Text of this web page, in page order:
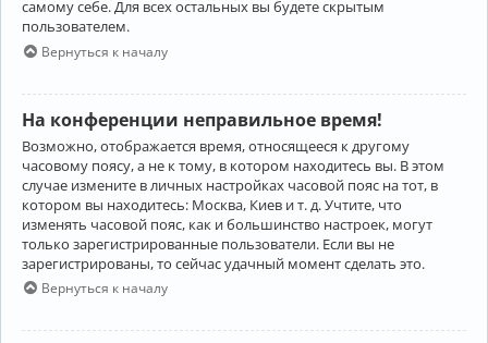
самому себе. Для всех остальных вы будете скрытым
пользователем.
Вернуться к началу
На конференции неправильное время!
Возможно, отображается время, относящееся к другому
часовому поясу, а не к тому, в котором находитесь вы. В этом
случае измените в личных настройках часовой пояс на тот, в
котором вы находитесь: Москва, Киев и т. д. Учтите, что
изменять часовой пояс, как и большинство настроек, могут
только зарегистрированные пользователи. Если вы не
зарегистрированы, то сейчас удачный момент сделать это.
Вернуться к началу